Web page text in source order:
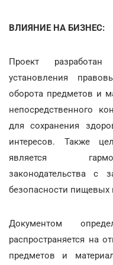
ВЛИЯНИЕ НА БИЗНЕС:
Проект
установления
оборота предметов и
непосредственного
для сохранения
интересов. Также
является
законодательства с
безопасности пищевых
Документом
распространяется на
предметов и